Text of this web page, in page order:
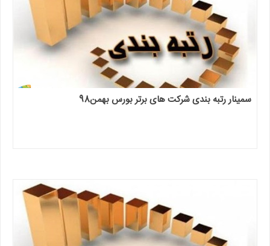
سمینار رتبه بندی شرکت های برتر بورس بهمن98